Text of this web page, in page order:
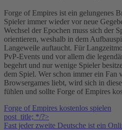
Forge of Empires ist ein gelungenes
Spieler immer wieder vor neue
Wechsel der Epochen muss sich der
orientieren, weshalb in dem
Langeweile auftaucht. Für
PvP-Events und vor allem die
begehrt und nur wenige Spieler
dem Spiel. Wer schon immer ein Fan
Browsergames liebt, wird sich in
fühlen und sollte Forge of Empires
Forge of Empires kostenlos spielen
post_title; */?>
Fast jeder zweite Deutsche ist ein